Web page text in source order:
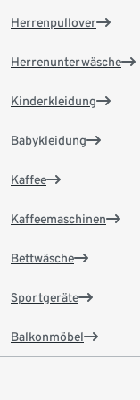
Herrenpullover
Herrenunterwäsche
Kinderkleidung
Babykleidung
Kaffee
Kaffeemaschinen
Bettwäsche
Sportgeräte
Balkonmöbel